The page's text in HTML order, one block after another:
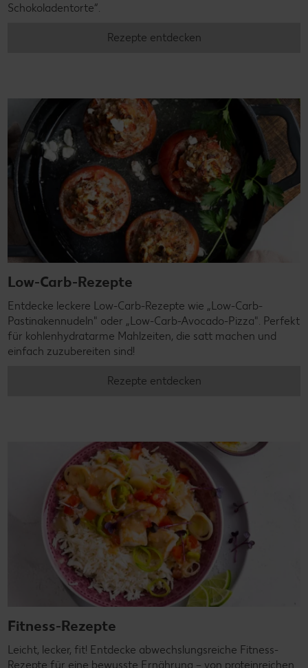
Schokoladentorte“.
Rezepte entdecken
Low-Carb-Rezepte
Entdecke leckere Low-Carb-Rezepte wie „Low-Carb-
Pastinakennudeln" oder „Low-Carb-Avocado-Pizza". Perfekt
für kohlenhydratarme Mahlzeiten, die satt machen und
einfach zuzubereiten sind!
Rezepte entdecken
Fitness-Rezepte
Leicht, lecker, fit! Entdecke abwechslungsreiche Fitness-
Rezepte für eine bewusste Ernährung – von proteinreichen